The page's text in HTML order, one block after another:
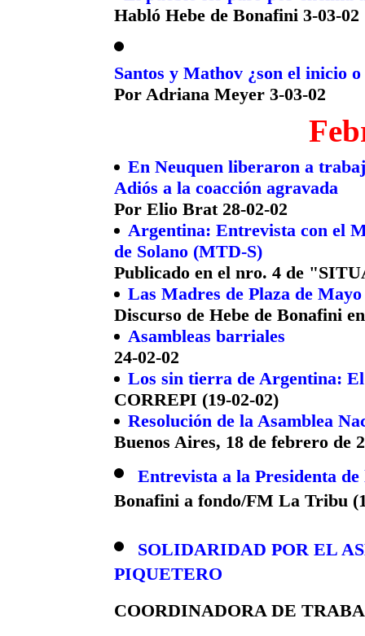
Habló Hebe de Bonafini 3-03-02
Santos y Mathov ¿son el inicio
Por Adriana Meyer 3-03-02
En Neuquen liberaron a
Adiós a la coacción agravada
Por Elio Brat 28-02-02
Argentina: Entrevista con el
de Solano (MTD-S)
Publicado en el nro. 4 de
Las Madres de Plaza de
Discurso de Hebe de Bonafini
Asambleas barriales
24-02-02
Los sin tierra de Argentina:
CORREPI (19-02-02)
Resolución de la Asamblea
Buenos Aires, 18 de febrero de
Entrevista a la Presidenta
Bonafini a fondo/FM La Tribu
SOLIDARIDAD POR EL
PIQUETERO
COORDINADORA DE